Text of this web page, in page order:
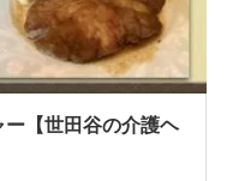
【世田谷の介護ヘ